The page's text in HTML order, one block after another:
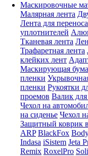
Маскировочные
Малярная лента
Лента для
уплотнителей
Тканевая лента
Трафаретная лента
клейких лент
Маскирующая
пленки
пленки Рукоятки
проемов Валик
Чехол на
на сиденье Чехол
Защитный коврик
ARP BlackFox
Indasa iSistem Jeta
Remix RoxelPro